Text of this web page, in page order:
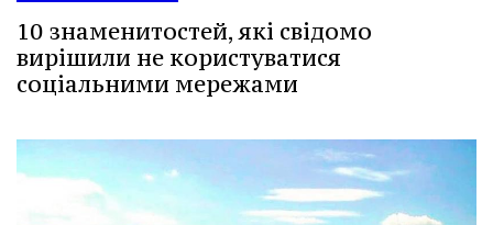
10 знаменитостей, які свідомо
вирішили не користуватися
соціальними мережами